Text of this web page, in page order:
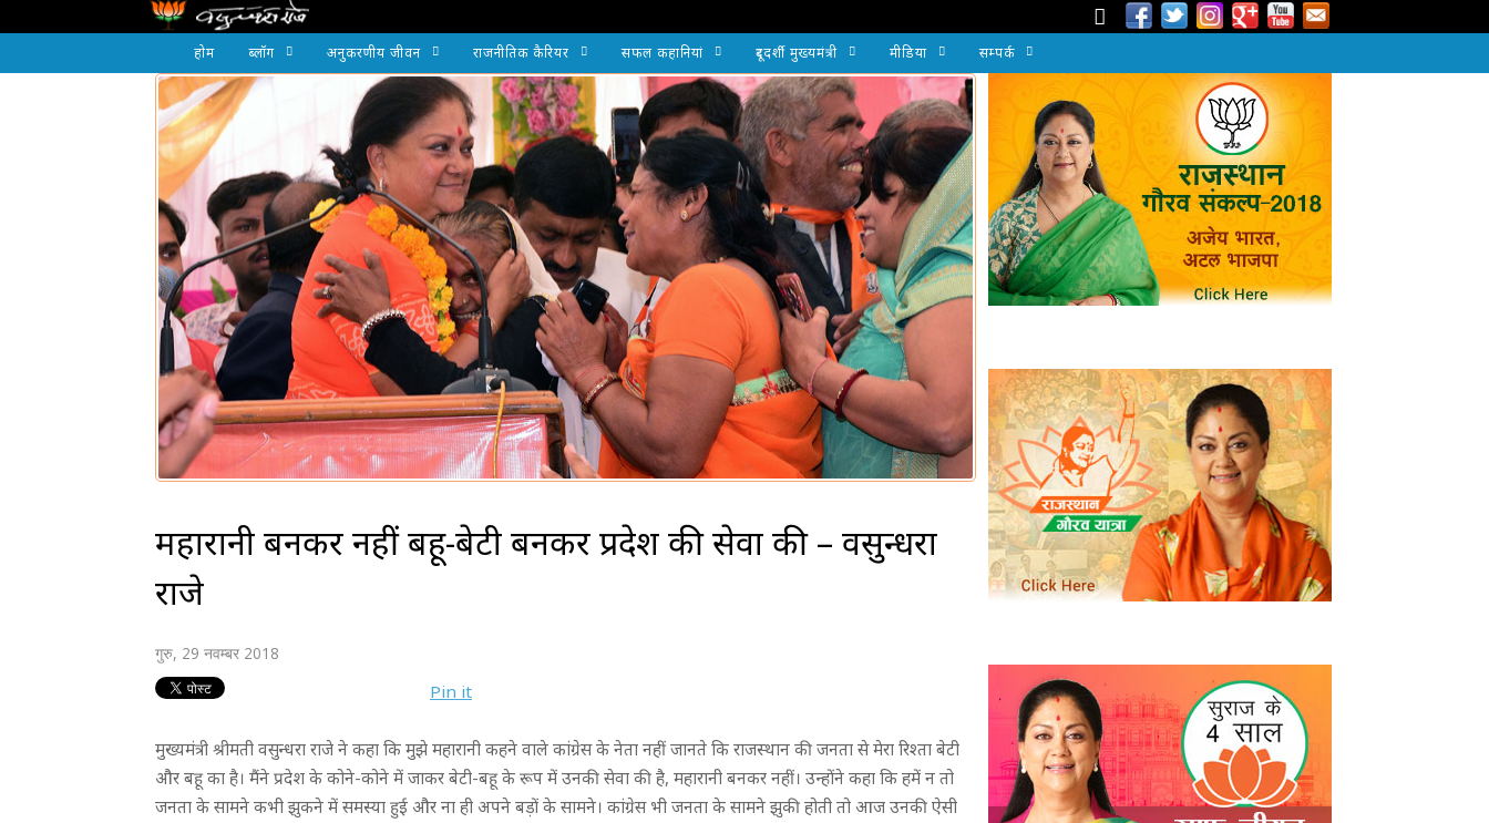
होम ब्लॉग अनुकरणीय जीवन राजनीतिक कैरियर सफल कहानियां दूरदर्शी मुख्यमंत्री मीडिया सम्पर्क
महारानी बनकर नहीं बहू-बेटी बनकर प्रदेश की सेवा की – वसुन्धरा
राजे
गुरु, 29 नवम्बर 2018
Pin it
मुख्यमंत्री श्रीमती वसुन्धरा राजे ने कहा कि मुझे महारानी कहने वाले कांग्रेस के नेता नहीं जानते कि राजस्थान की जनता से मेरा रिश्ता बेटी
और बहू का है। मैंने प्रदेश के कोने-कोने में जाकर बेटी-बहू के रूप में उनकी सेवा की है, महारानी बनकर नहीं। उन्होंने कहा कि हमें न तो
जनता के सामने कभी झुकने में समस्या हुई और ना ही अपने बड़ों के सामने। कांग्रेस भी जनता के सामने झुकी होती तो आज उनकी ऐसी